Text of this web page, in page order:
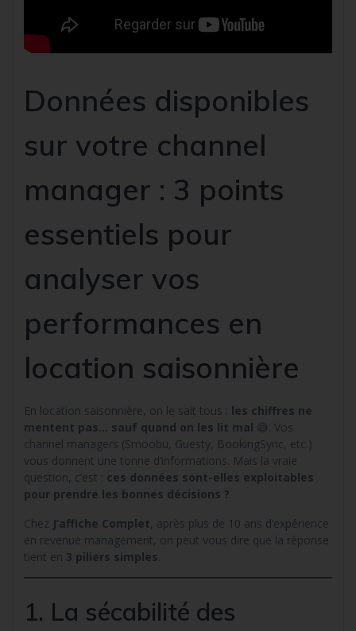
Données disponibles
sur votre channel
manager : 3 points
essentiels pour
analyser vos
performances en
location saisonnière
En location saisonnière, on le sait tous : les chiffres ne
mentent pas… sauf quand on les lit mal 😅. Vos
channel managers (Smoobu, Guesty, BookingSync, etc.)
vous donnent une tonne d’informations. Mais la vraie
question, c’est : ces données sont-elles exploitables
pour prendre les bonnes décisions ?
Chez J’affiche Complet, après plus de 10 ans d’expérience
en revenue management, on peut vous dire que la réponse
tient en 3 piliers simples
1. La sécabilité des